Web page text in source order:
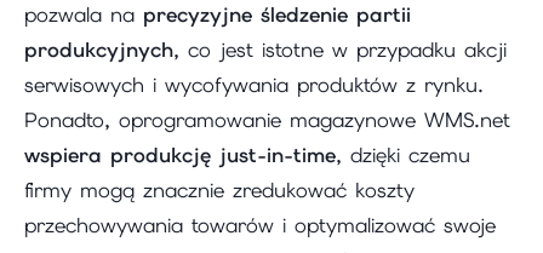
pozwala na precyzyjne śledzenie partii
produkcyjnych, co jest istotne w przypadku akcji
serwisowych i wycofywania produktów z rynku.
Ponadto, oprogramowanie magazynowe WMS.net
wspiera produkcję just-in-time, dzięki czemu
firmy mogą znacznie zredukować koszty
przechowywania towarów i optymalizować swoje